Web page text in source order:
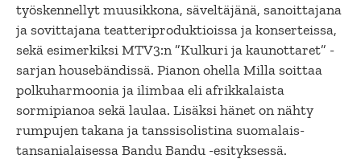
työskennellyt muusikkona, säveltäjänä, sanoittajana
ja sovittajana teatteriproduktioissa ja konserteissa,
sekä esimerkiksi MTV3:n ”Kulkuri ja kaunottaret” -
sarjan housebändissä. Pianon ohella Milla soittaa
polkuharmoonia ja ilimbaa eli afrikkalaista
sormipianoa sekä laulaa. Lisäksi hänet on nähty
rumpujen takana ja tanssisolistina suomalais-
tansanialaisessa Bandu Bandu -esityksessä.